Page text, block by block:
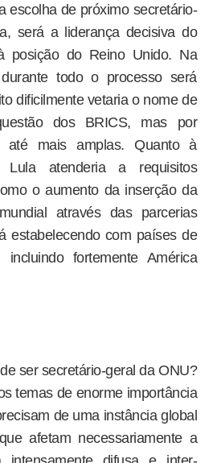
escolha de próximo secretário-
será a liderança decisiva do
posição do Reino Unido. Na
todo o processo será
dificilmente vetaria o nome de
dos BRICS, mas por
até mais amplas. Quanto à
atenderia a requisitos
o aumento da inserção da
através das parcerias
estabelecendo com países de
fortemente América
ser secretário-geral da ONU?
temas de enorme importância
de uma instância global
afetam necessariamente a